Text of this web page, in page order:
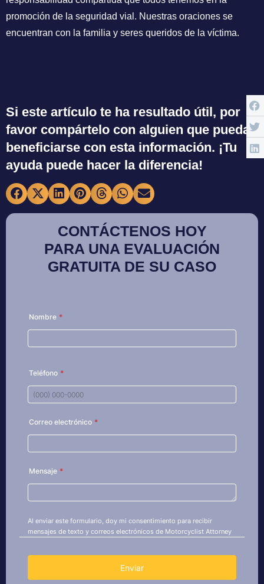
promoción de la seguridad vial. Nuestras oraciones se
encuentran con la familia y seres queridos de la víctima.
Si este artículo te ha resultado útil, por
favor compártelo con alguien que pueda
beneficiarse con esta información. ¡Tu
ayuda puede hacer la diferencia!
CONTÁCTENOS HOY
PARA UNA EVALUACIÓN
GRATUITA DE SU CASO